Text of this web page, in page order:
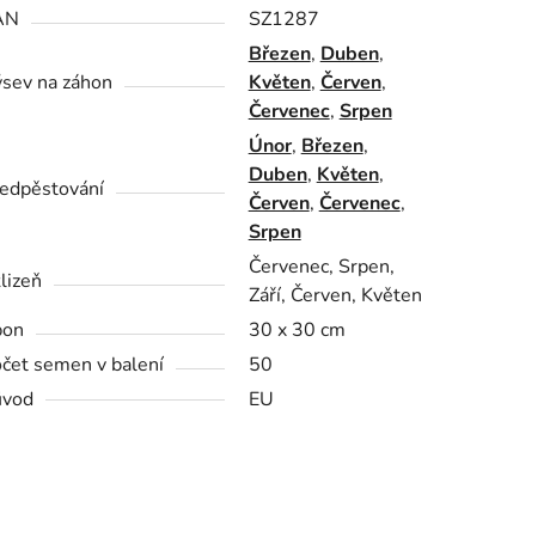
SZ1287
na záhon
Březen, Duben,
Květen, Červen,
Červenec, Srpen
Únor, Březen,
Duben, Květen,
Červen, Červenec,
Srpen
Červenec, Srpen,
Září, Červen, Květen
30 x 30 cm
semen v balení
50
EU